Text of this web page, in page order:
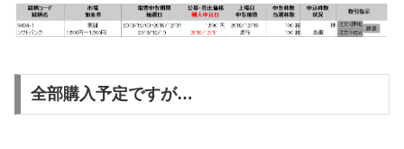
全部購入予定ですが…